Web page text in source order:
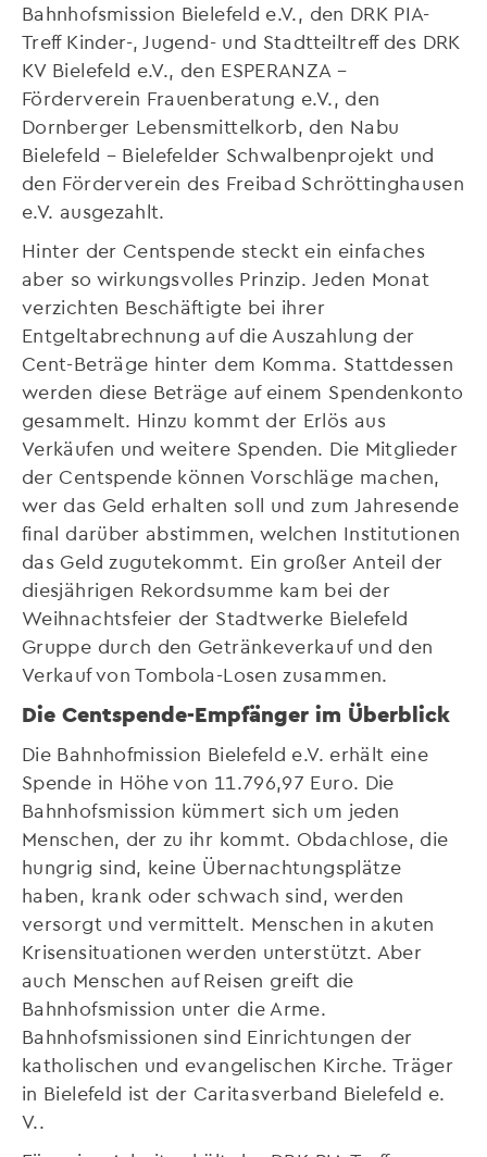
Bahnhofsmission Bielefeld e.V., den DRK PIA-
Treff Kinder-, Jugend- und Stadtteiltreff des DRK
KV Bielefeld e.V., den ESPERANZA –
Förderverein Frauenberatung e.V., den
Dornberger Lebensmittelkorb, den Nabu
Bielefeld – Bielefelder Schwalbenprojekt und
den Förderverein des Freibad Schröttinghausen
e.V. ausgezahlt.
Hinter der Centspende steckt ein einfaches
aber so wirkungsvolles Prinzip. Jeden Monat
verzichten Beschäftigte bei ihrer
Entgeltabrechnung auf die Auszahlung der
Cent-Beträge hinter dem Komma. Stattdessen
werden diese Beträge auf einem Spendenkonto
gesammelt. Hinzu kommt der Erlös aus
Verkäufen und weitere Spenden. Die Mitglieder
der Centspende können Vorschläge machen,
wer das Geld erhalten soll und zum Jahresende
final darüber abstimmen, welchen Institutionen
das Geld zugutekommt. Ein großer Anteil der
diesjährigen Rekordsumme kam bei der
Weihnachtsfeier der Stadtwerke Bielefeld
Gruppe durch den Getränkeverkauf und den
Verkauf von Tombola-Losen zusammen.
Die Centspende-Empfänger im Überblick
Die Bahnhofmission Bielefeld e.V. erhält eine
Spende in Höhe von 11.796,97 Euro. Die
Bahnhofsmission kümmert sich um jeden
Menschen, der zu ihr kommt. Obdachlose, die
hungrig sind, keine Übernachtungsplätze
haben, krank oder schwach sind, werden
versorgt und vermittelt. Menschen in akuten
Krisensituationen werden unterstützt. Aber
auch Menschen auf Reisen greift die
Bahnhofsmission unter die Arme.
Bahnhofsmissionen sind Einrichtungen der
katholischen und evangelischen Kirche. Träger
in Bielefeld ist der Caritasverband Bielefeld e.
V..